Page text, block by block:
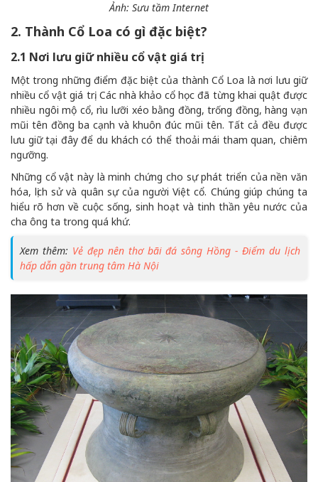
Ảnh: Sưu tầm Internet
2. Thành Cổ Loa có gì đặc biệt?
2.1 Nơi lưu giữ nhiều cổ vật giá trị
Một trong những điểm đặc biệt của thành Cổ Loa là nơi lưu giữ
nhiều cổ vật giá trị. Các nhà khảo cổ học đã từng khai quật được
nhiều ngôi mộ cổ, rìu lưỡi xéo bằng đồng, trống đồng, hàng vạn
mũi tên đồng ba cạnh và khuôn đúc mũi tên. Tất cả đều được
lưu giữ tại đây để du khách có thể thoải mái tham quan, chiêm
ngưỡng.
Những cổ vật này là minh chứng cho sự phát triển của nền văn
hóa, lịch sử và quân sự của người Việt cổ. Chúng giúp chúng ta
hiểu rõ hơn về cuộc sống, sinh hoạt và tinh thần yêu nước của
cha ông ta trong quá khứ.
Xem thêm: Vẻ đẹp nên thơ bãi đá sông Hồng - Điểm du lịch
hấp dẫn gần trung tâm Hà Nội